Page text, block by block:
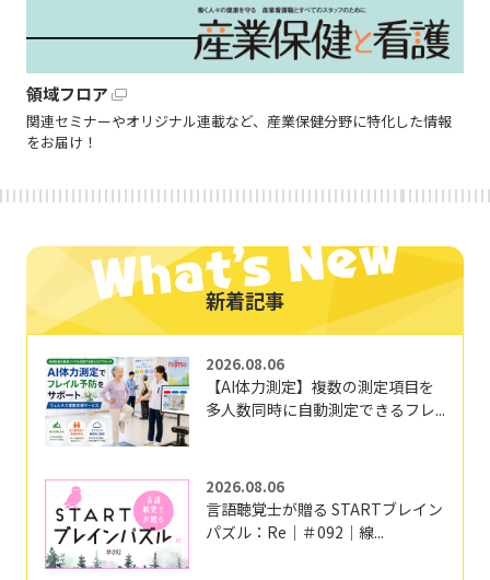
領域フロア
関連セミナーやオリジナル連載など、産業保健分野に特化した情報
をお届け！
新着記事
2026.08.06
【AI体力測定】複数の測定項目を
多人数同時に自動測定できるフレ...
2026.08.06
言語聴覚士が贈る STARTブレイン
パズル：Re｜＃092｜線...